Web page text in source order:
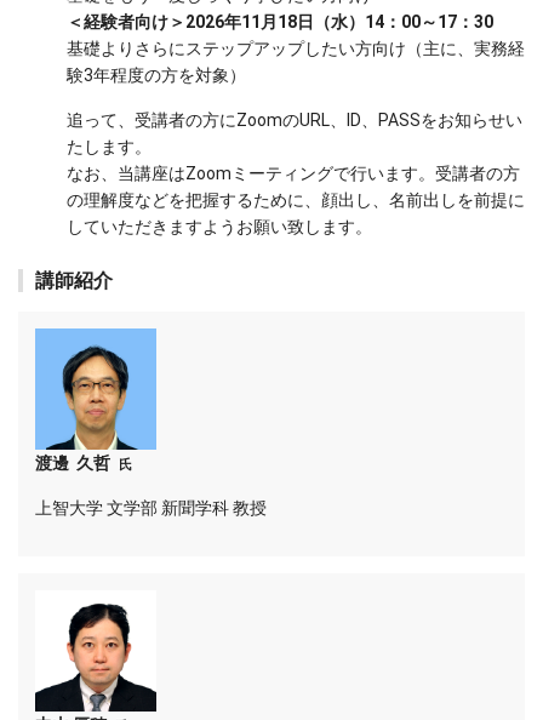
＜経験者向け＞2026年11月18日（水）14：00～17：30
基礎よりさらにステップアップしたい方向け（主に、実務経
験3年程度の方を対象）
追って、受講者の方にZoomのURL、ID、PASSをお知らせい
たします。
なお、当講座はZoomミーティングで行います。受講者の方
の理解度などを把握するために、顔出し、名前出しを前提に
していただきますようお願い致します。
講師紹介
渡邊 久哲 氏
上智大学 文学部 新聞学科 教授